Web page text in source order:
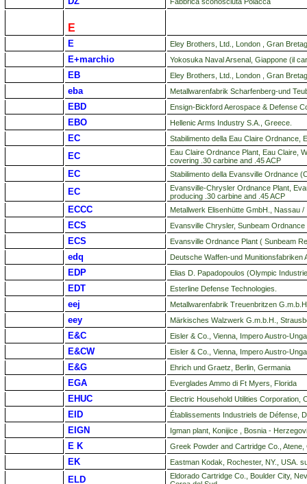
E
E Eley Brothers, Ltd., London , Gran
E+marchio Yokosuka Naval Arsenal, Giappone (il
EB Eley Brothers, Ltd., London , Gran
eba Metallwarenfabrik Scharfenberg-und
EBD Ensign-Bickford Aerospace & Defense
EBO Hellenic Arms Industry S.A., Greece.
EC Stabilimento della Eau Claire Ordnance,
EC
Eau Claire Ordnance Plant, Eau Claire,
covering .30 carbine and .45 ACP
EC Stabilimento della Evansville Ordnance
EC
Evansville-Chrysler Ordnance Plant,
producing .30 carbine and .45 ACP
ECCC Metallwerk Elisenhütte GmbH., Nassau
ECS Evansville Chrysler, Sunbeam
ECS Evansville Ordnance Plant ( Sunbeam
edq Deutsche Waffen-und
EDP Elias D. Papadopoulos (Olympic
EDT Esterline Defense Technologies.
eej Metallwarenfabrik Treuenbritzen
eey Märkisches Walzwerk G.m.b.H.,
E&C Eisler & Co., Vienna, Impero Austro-
E&CW Eisler & Co., Vienna, Impero Austro-
E&G Ehrich und Graetz, Berlin, Germania
EGA Everglades Ammo di Ft Myers, Florida
EHUC Electric Household Utilities Corporation,
EID Établissements Industriels de Défense,
EIGN Igman plant, Konijice , Bosnia -
E K Greek Powder and Cartridge Co., Atene,
EK Eastman Kodak, Rochester, NY., USA.
ELD
Eldorado Cartridge Co., Boulder City,